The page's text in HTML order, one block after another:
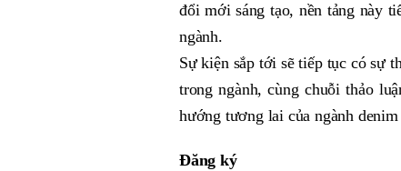
đổi mới sáng tạo, nền tảng này
ngành.
Sự kiện sắp tới sẽ tiếp tục có sự
trong ngành, cùng chuỗi thảo
hướng tương lai của ngành
Đăng ký